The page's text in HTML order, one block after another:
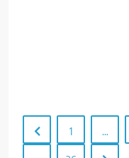
1 …